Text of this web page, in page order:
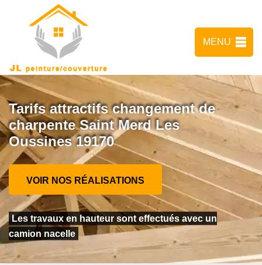
MENU
Tarifs attractifs changement de
charpente Saint Merd Les
Oussines 19170
VOIR NOS RÉALISATIONS
Les travaux en hauteur sont effectués avec un
camion nacelle